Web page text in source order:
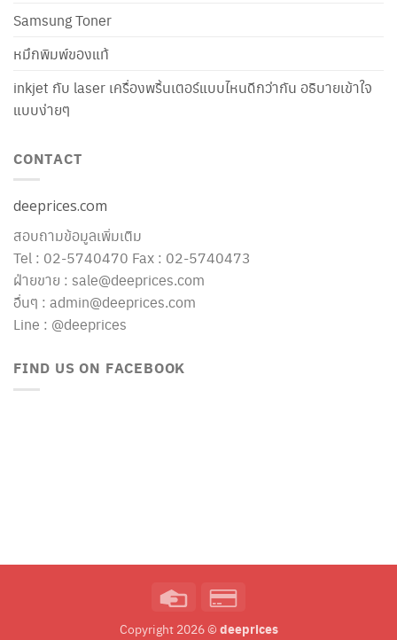
Samsung Toner
หมึกพิมพ์ของแท้
inkjet กับ laser เครื่องพริ้นเตอร์แบบไหนดีกว่ากัน อธิบายเข้าใจ
แบบง่ายๆ
CONTACT
deeprices.com
สอบถามข้อมูลเพิ่มเติม
Tel : 02-5740470 Fax : 02-5740473
ฝ่ายขาย : sale@deeprices.com
อื่นๆ : admin@deeprices.com
Line : @deeprices
FIND US ON FACEBOOK
Credit
2
Copyright 2026 © deeprices